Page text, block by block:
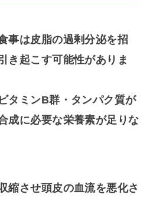
事は皮脂の過剰分泌を招
き起こす可能性がありま
タミンB群・タンパク質が
成に必要な栄養素が足りな
縮させ頭皮の血流を悪化さ